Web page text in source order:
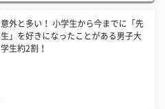
意外と多い！ 小学生から今までに「先
生」を好きになったことがある男子大
学生約2割！